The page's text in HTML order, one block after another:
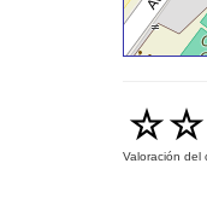
Valoración del